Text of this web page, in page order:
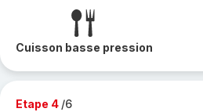
Cuisson basse pression
Etape 4 /6